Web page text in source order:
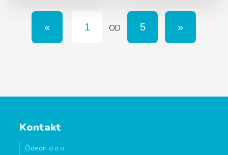
OD
Kontakt
Odeon d.o.o.